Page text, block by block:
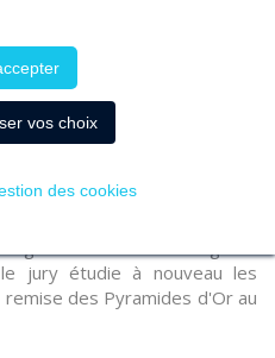
alchimie pour poursuivre le
rupture.
MAJEURE EN IMMOBILIER NEUF
Immobiliers
jury étudie à nouveau les
des Pyramides d'Or au
vos choix
des cookies